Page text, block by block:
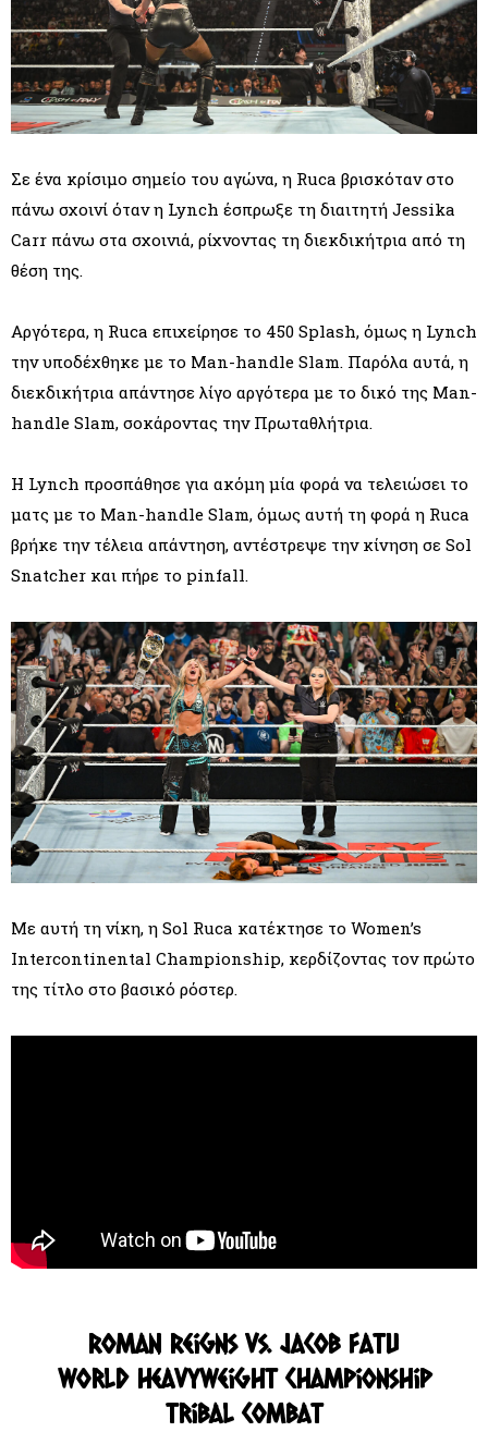
Σε ένα κρίσιμο σημείο του αγώνα, η Ruca βρισκόταν στο
πάνω σχοινί όταν η Lynch έσπρωξε τη διαιτητή Jessika
Carr πάνω στα σχοινιά, ρίχνοντας τη διεκδικήτρια από τη
θέση της.
Αργότερα, η Ruca επιχείρησε το 450 Splash, όμως η Lynch
την υποδέχθηκε με το Man-handle Slam. Παρόλα αυτά, η
διεκδικήτρια απάντησε λίγο αργότερα με το δικό της Man-
handle Slam, σοκάροντας την Πρωταθλήτρια.
Η Lynch προσπάθησε για ακόμη μία φορά να τελειώσει το
ματς με το Man-handle Slam, όμως αυτή τη φορά η Ruca
βρήκε την τέλεια απάντηση, αντέστρεψε την κίνηση σε Sol
Snatcher και πήρε το pinfall.
Με αυτή τη νίκη, η Sol Ruca κατέκτησε το Women’s
Intercontinental Championship, κερδίζοντας τον πρώτο
της τίτλο στο βασικό ρόστερ.
Roman Reigns vs. Jacob Fatu
World Heavyweight Championship
Tribal Combat